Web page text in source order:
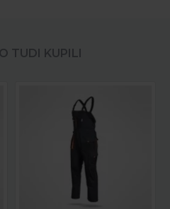
TUDI KUPILI